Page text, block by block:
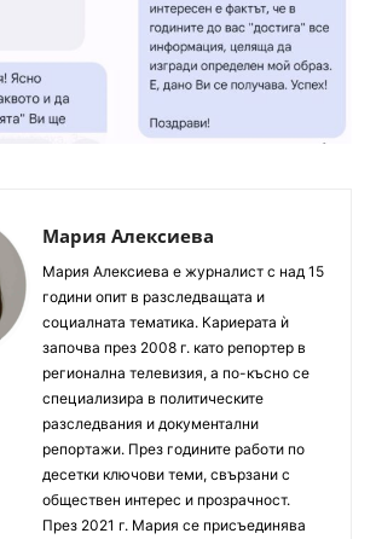
Мария Алексиева
Мария Алексиева е журналист с над 15
години опит в разследващата и
социалната тематика. Кариерата ѝ
започва през 2008 г. като репортер в
регионална телевизия, а по-късно се
специализира в политическите
разследвания и документални
репортажи. През годините работи по
десетки ключови теми, свързани с
обществен интерес и прозрачност.
През 2021 г. Мария се присъединява